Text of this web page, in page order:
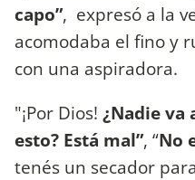
capo”, expresó a la
acomodaba el fino y
con una aspiradora.
"¡Por Dios! ¿Nadie va
esto? Está mal”, “No
tenés un secador